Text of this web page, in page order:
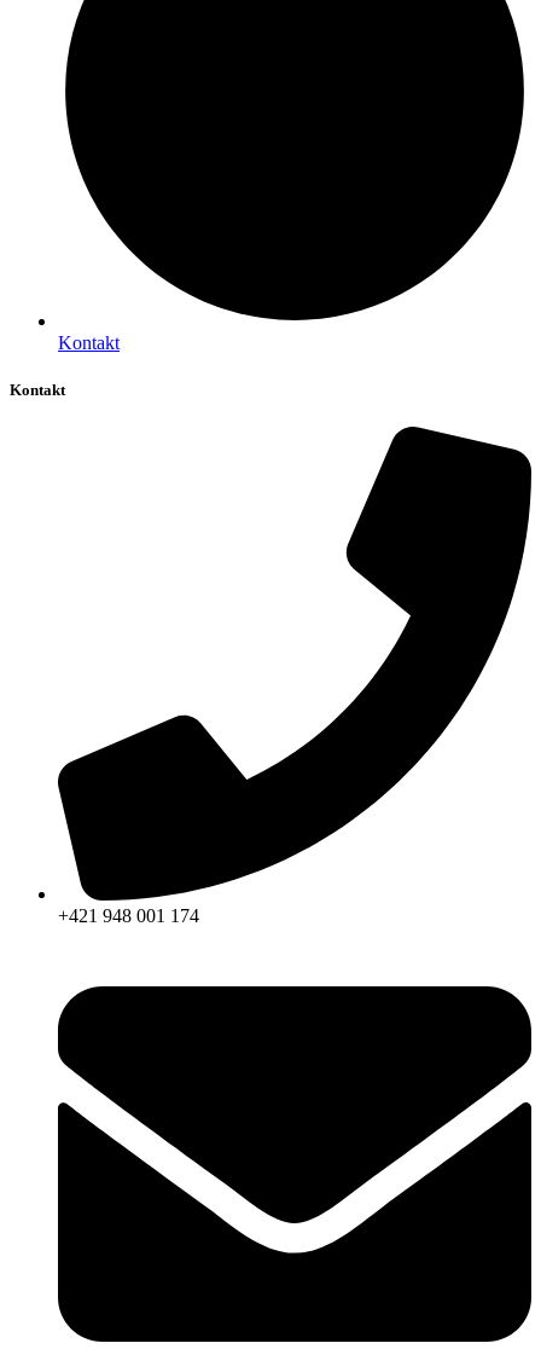
Kontakt
Kontakt
+421 948 001 174